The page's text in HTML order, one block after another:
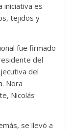
iniciativa es
tejidos y
fue firmado
del
del
Nora
Nicolás
se llevó a